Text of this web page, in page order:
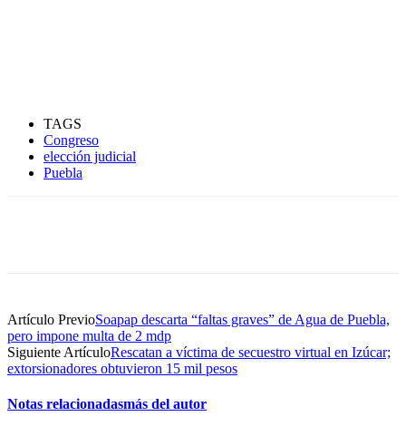
TAGS
Congreso
elección judicial
Puebla
Artículo PrevioSoapap descarta “faltas graves” de Agua de Puebla,
pero impone multa de 2 mdp
Siguiente ArtículoRescatan a víctima de secuestro virtual en Izúcar;
extorsionadores obtuvieron 15 mil pesos
Notas relacionadasmás del autor